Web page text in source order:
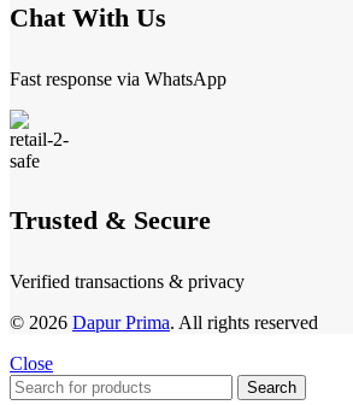
Chat With Us
Fast response via WhatsApp
Trusted & Secure
Verified transactions & privacy
© 2026 Dapur Prima. All rights reserved
Close
Search